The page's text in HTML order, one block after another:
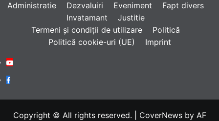
Administratie Dezvaluiri Eveniment
Fapt divers
Invatamant
Justitie
Termeni și condiții de utilizare
Politică
Politică cookie-uri (UE)
Imprint
Youtube
Facebook
Copyright © All rights reserved. CoverNewsby AF